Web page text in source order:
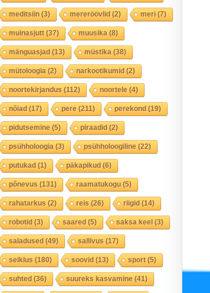
meditsiin(3) mereröövlid(2) meri(7)
muinasjutt(37) muusika(8)
mänguasjad(13) müstika(38)
mütoloogia(2) narkootikumid(2)
noortekirjandus(112) noortele(4)
nõiad(17) pere(211) perekond(19)
pidutsemine(5) piraadid(2)
psühholoogia(3) psühholoogiline(22)
putukad(1) päkapikud(6)
põnevus(131) raamatukogu(5)
rahatarkus(2) reis(26) riigid(14)
robotid(3) saared(5) saksa keel(3)
saladused(49) sallivus(17)
seiklus(180) soovid(13) sport(5)
suhted(36) suureks kasvamine(41)